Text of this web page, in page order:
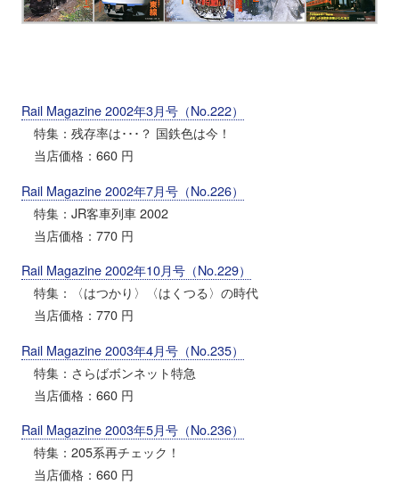
Rail Magazine 2002年3月号（No.222）
特集：残存率は･･･？ 国鉄色は今！
当店価格：660 円
Rail Magazine 2002年7月号（No.226）
特集：JR客車列車 2002
当店価格：770 円
Rail Magazine 2002年10月号（No.229）
特集：〈はつかり〉〈はくつる〉の時代
当店価格：770 円
Rail Magazine 2003年4月号（No.235）
特集：さらばボンネット特急
当店価格：660 円
Rail Magazine 2003年5月号（No.236）
特集：205系再チェック！
当店価格：660 円